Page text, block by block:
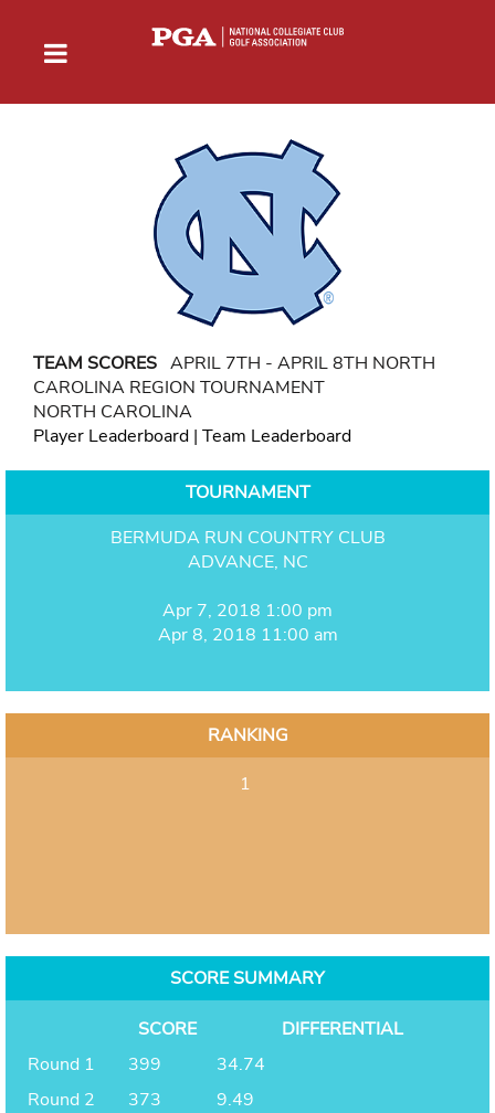
TEAM SCORES APRIL 7TH - APRIL 8TH NORTH
CAROLINA REGION TOURNAMENT
NORTH CAROLINA
Player Leaderboard | Team Leaderboard
TOURNAMENT
BERMUDA RUN COUNTRY CLUB
ADVANCE, NC
Apr 7, 2018 1:00 pm
Apr 8, 2018 11:00 am
RANKING
1
SCORE SUMMARY
SCORE
DIFFERENTIAL
Round 1
399
34.74
Round 2
373
9.49